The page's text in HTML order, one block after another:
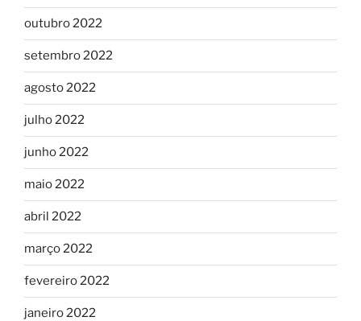
outubro 2022
setembro 2022
agosto 2022
julho 2022
junho 2022
maio 2022
abril 2022
março 2022
fevereiro 2022
janeiro 2022